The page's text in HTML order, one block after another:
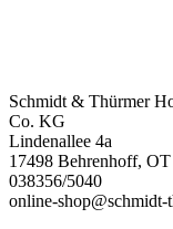
Schmidt & Thürmer
Co. KG
Lindenallee 4a
17498 Behrenhoff,
038356/5040
online-shop@schmidt-